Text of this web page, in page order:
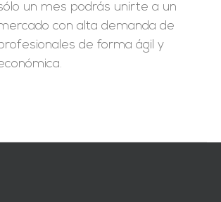
un mes podrás unirte a un
con alta demanda de
de forma ágil y